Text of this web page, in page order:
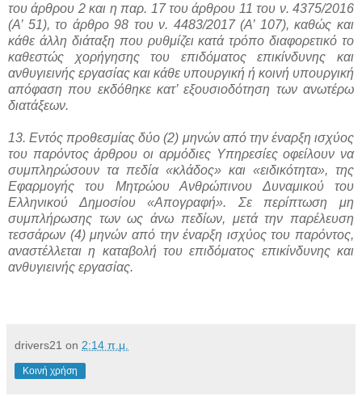
του άρθρου 2 και η παρ. 17 του άρθρου 11 του ν. 4375/2016
(Α’ 51), το άρθρο 98 του ν. 4483/2017 (Α’ 107), καθώς και
κάθε άλλη διάταξη που ρυθμίζει κατά τρόπο διαφορετικό το
καθεστώς χορήγησης του επιδόματος επικίνδυνης και
ανθυγιεινής εργασίας και κάθε υπουργική ή κοινή υπουργική
απόφαση που εκδόθηκε κατ’ εξουσιοδότηση των ανωτέρω
διατάξεων.
13. Εντός προθεσμίας δύο (2) μηνών από την έναρξη ισχύος
του παρόντος άρθρου οι αρμόδιες Υπηρεσίες οφείλουν να
συμπληρώσουν τα πεδία «κλάδος» και «ειδικότητα», της
Εφαρμογής του Μητρώου Ανθρώπινου Δυναμικού του
Ελληνικού Δημοσίου «Απογραφή». Σε περίπτωση μη
συμπλήρωσης των ως άνω πεδίων, μετά την παρέλευση
τεσσάρων (4) μηνών από την έναρξη ισχύος του παρόντος,
αναστέλλεται η καταβολή του επιδόματος επικίνδυνης και
ανθυγιεινής εργασίας.
drivers21 on 2:14 π.μ.
Κοινή χρήση